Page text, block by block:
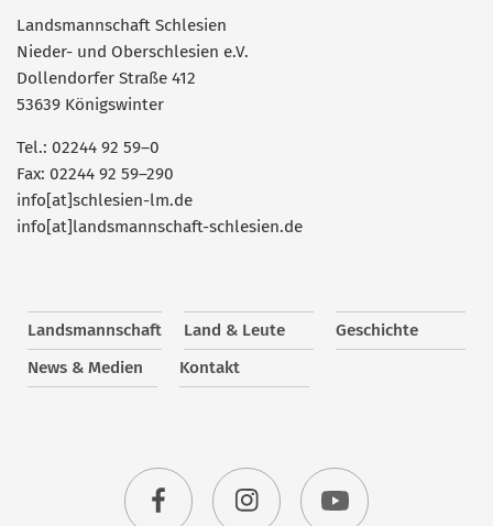
Landsmannschaft Schlesien
Nieder- und Oberschlesien e.V.
Dollendorfer Straße 412
53639 Königswinter
Tel.: 02244 92 59–0
Fax: 02244 92 59–290
info[at]schlesien-lm.de
info[at]landsmannschaft-schlesien.de
Landsmannschaft Land & Leute
Geschichte
News & Medien
Kontakt